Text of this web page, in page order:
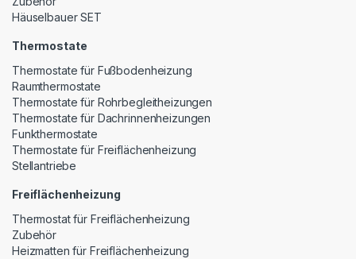
Häuselbauer SET
Thermostate
Thermostate für Fußbodenheizung
Raumthermostate
Thermostate für Rohrbegleitheizungen
Thermostate für Dachrinnenheizungen
Funkthermostate
Thermostate für Freiflächenheizung
Stellantriebe
Freiflächenheizung
Thermostat für Freiflächenheizung
Zubehör
Heizmatten für Freiflächenheizung